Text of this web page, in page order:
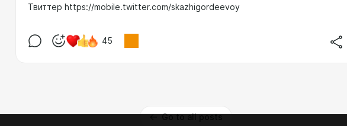
Твиттер https://mobile.twitter.com/skazhigordeevoy
45
Go to all posts